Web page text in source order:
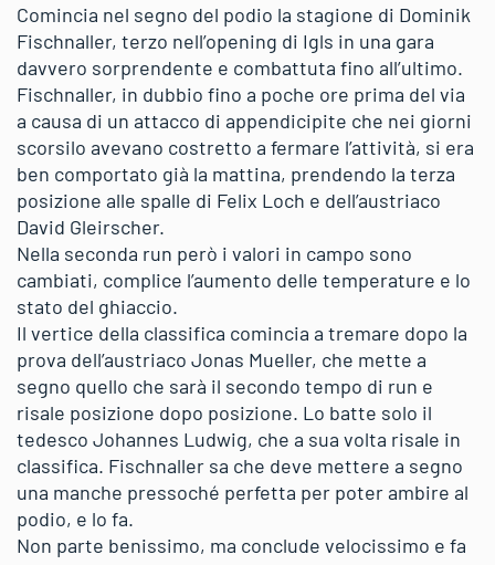
Comincia nel segno del podio la stagione di Dominik
Fischnaller, terzo nell’opening di Igls in una gara
davvero sorprendente e combattuta fino all’ultimo.
Fischnaller, in dubbio fino a poche ore prima del via
a causa di un attacco di appendicipite che nei giorni
scorsilo avevano costretto a fermare l’attività, si era
ben comportato già la mattina, prendendo la terza
posizione alle spalle di Felix Loch e dell’austriaco
David Gleirscher.
Nella seconda run però i valori in campo sono
cambiati, complice l’aumento delle temperature e lo
stato del ghiaccio.
Il vertice della classifica comincia a tremare dopo la
prova dell’austriaco Jonas Mueller, che mette a
segno quello che sarà il secondo tempo di run e
risale posizione dopo posizione. Lo batte solo il
tedesco Johannes Ludwig, che a sua volta risale in
classifica. Fischnaller sa che deve mettere a segno
una manche pressoché perfetta per poter ambire al
podio, e lo fa.
Non parte benissimo, ma conclude velocissimo e fa